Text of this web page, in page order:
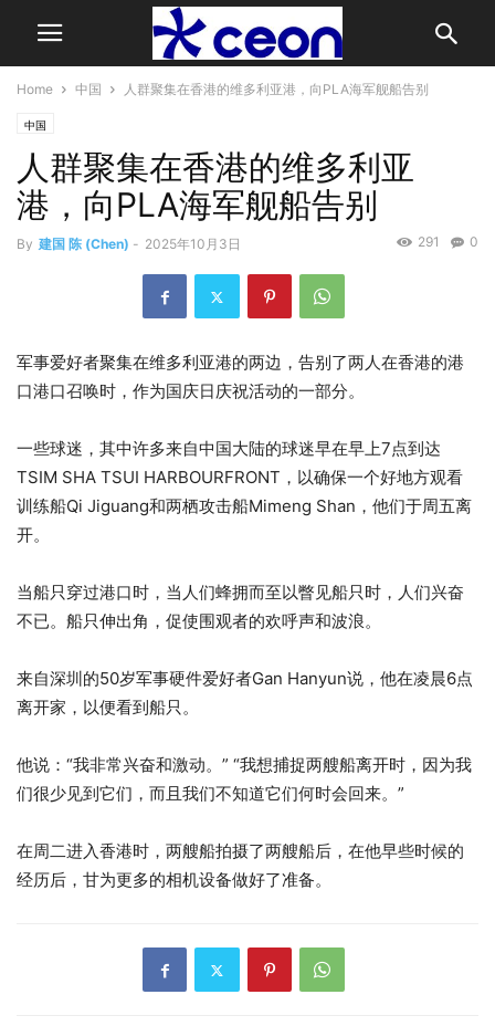
Home 中国 人群聚集在香港的维多利亚港，向PLA海军舰船告别
中国
人群聚集在香港的维多利亚
港，向PLA海军舰船告别
By 建国 陈 (Chen) - 2025年10月3日 0
291
军事爱好者聚集在维多利亚港的两边，告别了两人在香港的港
口港口召唤时，作为国庆日庆祝活动的一部分。
一些球迷，其中许多来自中国大陆的球迷早在早上7点到达
TSIM SHA TSUI HARBOURFRONT，以确保一个好地方观看
训练船Qi Jiguang和两栖攻击船Mimeng Shan，他们于周五离
开。
当船只穿过港口时，当人们蜂拥而至以瞥见船只时，人们兴奋
不已。船只伸出角，促使围观者的欢呼声和波浪。
来自深圳的50岁军事硬件爱好者Gan Hanyun说，他在凌晨6点
离开家，以便看到船只。
他说：“我非常兴奋和激动。” “我想捕捉两艘船离开时，因为我
们很少见到它们，而且我们不知道它们何时会回来。”
在周二进入香港时，两艘船拍摄了两艘船后，在他早些时候的
经历后，甘为更多的相机设备做好了准备。